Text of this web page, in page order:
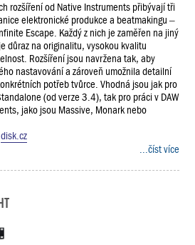
rozšíření od Native Instruments přibývají tři
elektronické produkce a beatmakingu –
Escape. Každý z nich je zaměřen na jiný
důraz na originalitu, vysokou kvalitu
Rozšíření jsou navržena tak, aby
nastavování a zároveň umožnila detailní
potřeb tvůrce. Vhodná jsou jak pro
(od verze 3.4), tak pro práci v DAW
jako jsou Massive, Monark nebo
disk.cz
...číst více